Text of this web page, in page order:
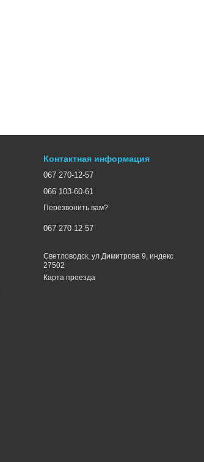
Контактная информация
067 270-12-57
066 103-60-61
Перезвонить вам?
067 270 12 57
Светловодск, ул Димитрова 9, индекс
27502
Карта проезда